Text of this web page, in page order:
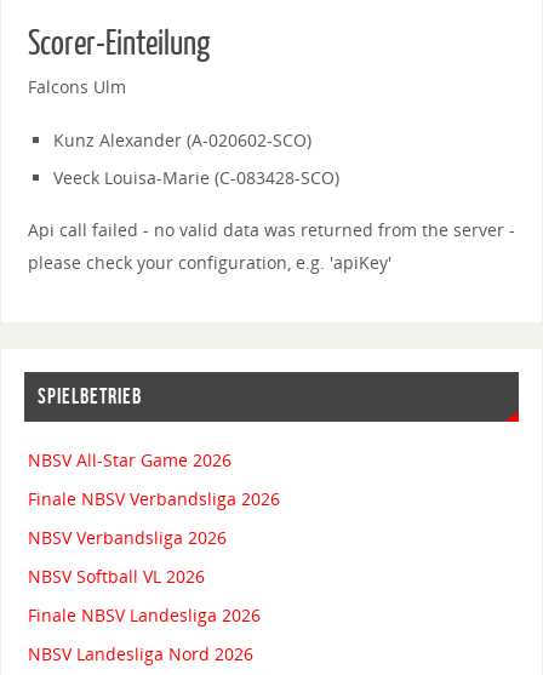
Scorer-Einteilung
Falcons Ulm
Kunz Alexander (A-020602-SCO)
Veeck Louisa-Marie (C-083428-SCO)
Api call failed - no valid data was returned from the server -
please check your configuration, e.g. 'apiKey'
SPIELBETRIEB
NBSV All-Star Game 2026
Finale NBSV Verbandsliga 2026
NBSV Verbandsliga 2026
NBSV Softball VL 2026
Finale NBSV Landesliga 2026
NBSV Landesliga Nord 2026